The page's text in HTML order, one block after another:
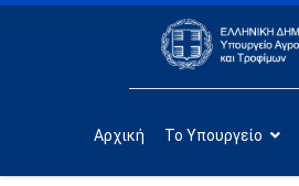
Αρχική Το Υπουργείο